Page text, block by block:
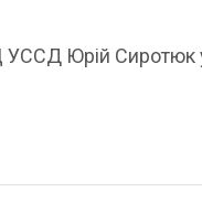
Юрій Сиротюк у